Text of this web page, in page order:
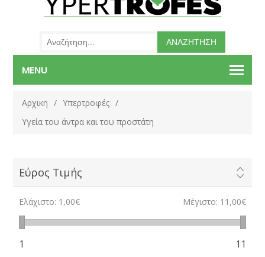
MENU
Αρχικη / Υπερτροφές /
Υγεία του άντρα και του προστάτη
Εύρος Τιμής
Ελάχιστο: 1,00€ Μέγιστο: 11,00€
1 11